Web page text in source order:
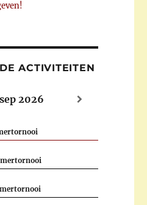
ACTIVITEITEN
2026